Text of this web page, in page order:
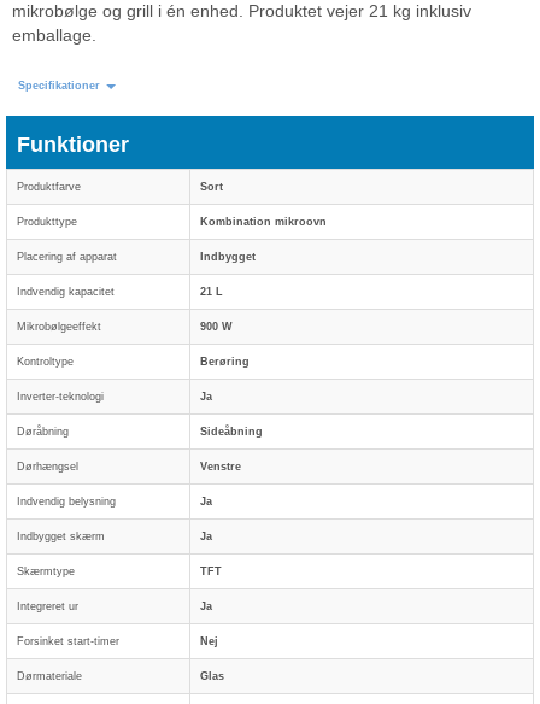
mikrobølge og grill i én enhed. Produktet vejer 21 kg inklusiv
emballage.
Specifikationer
Funktioner
Produktfarve Sort
Produkttype Kombination mikroovn
Placering af apparat Indbygget
Indvendig kapacitet 21 L
Mikrobølgeeffekt 900 W
Kontroltype Berøring
Inverter-teknologi Ja
Døråbning Sideåbning
Dørhængsel Venstre
Indvendig belysning Ja
Indbygget skærm Ja
Skærmtype TFT
Integreret ur Ja
Forsinket start-timer Nej
Dørmateriale Glas